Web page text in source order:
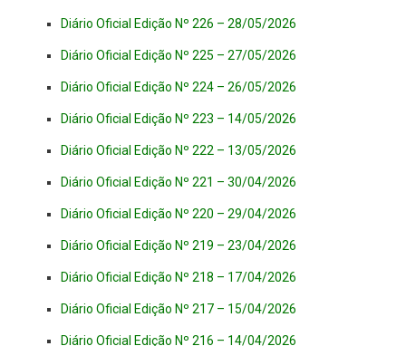
Diário Oficial Edição Nº 226 – 28/05/2026
Diário Oficial Edição Nº 225 – 27/05/2026
Diário Oficial Edição Nº 224 – 26/05/2026
Diário Oficial Edição Nº 223 – 14/05/2026
Diário Oficial Edição Nº 222 – 13/05/2026
Diário Oficial Edição Nº 221 – 30/04/2026
Diário Oficial Edição Nº 220 – 29/04/2026
Diário Oficial Edição Nº 219 – 23/04/2026
Diário Oficial Edição Nº 218 – 17/04/2026
Diário Oficial Edição Nº 217 – 15/04/2026
Diário Oficial Edição Nº 216 – 14/04/2026